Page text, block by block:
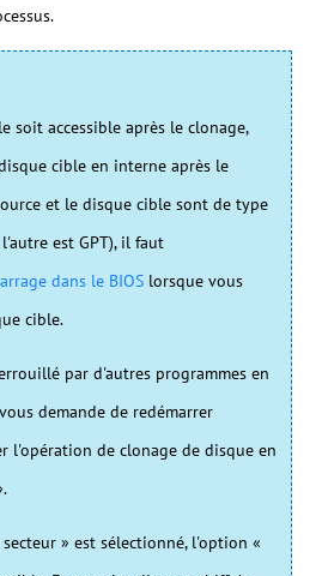
soit accessible après le clonage,
cible en interne après le
et le disque cible sont de type
est GPT), il faut
dans le BIOS lorsque vous
cible.
par d'autres programmes en
demande de redémarrer
l'opération de clonage de disque en
» est sélectionné, l'option «